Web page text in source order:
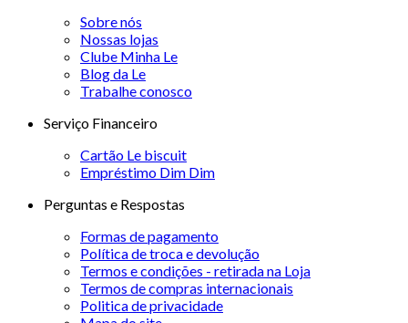
Sobre nós
Nossas lojas
Clube Minha Le
Blog da Le
Trabalhe conosco
Serviço Financeiro
Cartão Le biscuit
Empréstimo Dim Dim
Perguntas e Respostas
Formas de pagamento
Política de troca e devolução
Termos e condições - retirada na Loja
Termos de compras internacionais
Politica de privacidade